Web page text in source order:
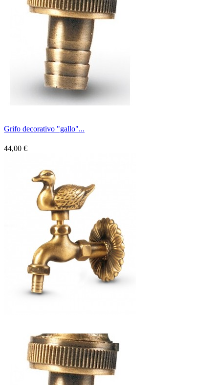
Grifo decorativo "gallo"...
44,00 €